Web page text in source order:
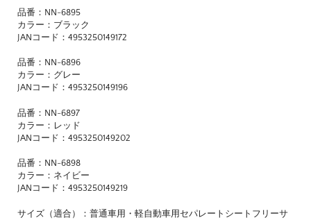
品番：NN-6895
カラー：ブラック
JANコード：4953250149172
品番：NN-6896
カラー：グレー
JANコード：4953250149196
品番：NN-6897
カラー：レッド
JANコード：4953250149202
品番：NN-6898
カラー：ネイビー
JANコード：4953250149219
サイズ（適合）：普通車用・軽自動車用セパレートシートフリーサ